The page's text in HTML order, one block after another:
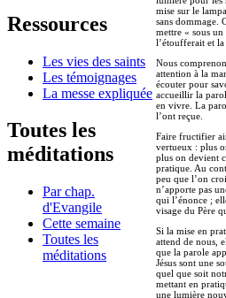
Ressources
Les vies des saints
Les témoignages
La messe expliquée
Toutes les
méditations
Par chap.
d'Evangile
Cette semaine
Toutes les
méditations
mise sur le
sans dommage.
mettre « sous
l’étoufferait et
Nous
attention à la
écouter pour
accueillir la
en vivre. La
l’ont reçue.
Faire fructifier
vertueux : plus
plus on devient
pratique. Au
peu que l’on
n’apporte pas
qui l’énonce ;
visage du Père
Si la mise en
attend de nous,
que la parole
Jésus sont une
quel que soit
mettant en
une lumière